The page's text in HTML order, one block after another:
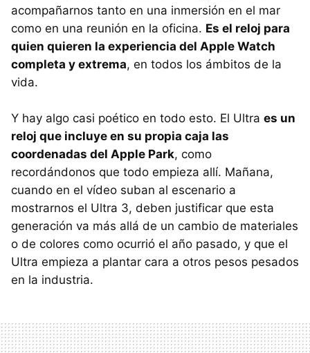
acompañarnos tanto en una inmersión en el mar
como en una reunión en la oficina. Es el reloj para
quien quieren la experiencia del Apple Watch
completa y extrema, en todos los ámbitos de la
vida.
Y hay algo casi poético en todo esto. El Ultra es un
reloj que incluye en su propia caja las
coordenadas del Apple Park, como
recordándonos que todo empieza allí. Mañana,
cuando en el vídeo suban al escenario a
mostrarnos el Ultra 3, deben justificar que esta
generación va más allá de un cambio de materiales
o de colores como ocurrió el año pasado, y que el
Ultra empieza a plantar cara a otros pesos pesados
en la industria.